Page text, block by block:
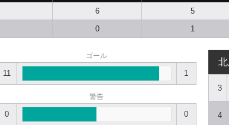
6 5
0 1
3
4
ゴール
11 1
警告
0 0